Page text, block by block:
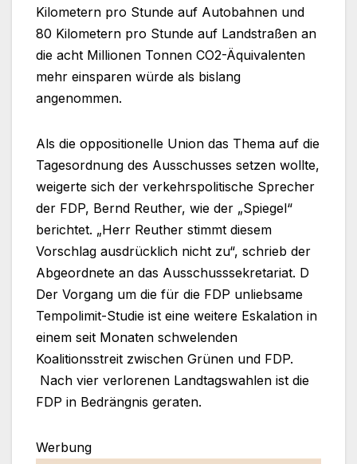
Kilometern pro Stunde auf Autobahnen und
80 Kilometern pro Stunde auf Landstraßen an
die acht Millionen Tonnen CO2-Äquivalenten
mehr einsparen würde als bislang
angenommen.
Als die oppositionelle Union das Thema auf die
Tagesordnung des Ausschusses setzen wollte,
weigerte sich der verkehrspolitische Sprecher
der FDP, Bernd Reuther, wie der „Spiegel“
berichtet. „Herr Reuther stimmt diesem
Vorschlag ausdrücklich nicht zu“, schrieb der
Abgeordnete an das Ausschusssekretariat. D
Der Vorgang um die für die FDP unliebsame
Tempolimit-Studie ist eine weitere Eskalation in
einem seit Monaten schwelenden
Koalitionsstreit zwischen Grünen und FDP.
Nach vier verlorenen Landtagswahlen ist die
FDP in Bedrängnis geraten.
Werbung